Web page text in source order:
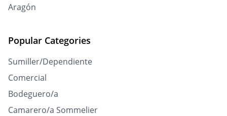
Aragón
Popular Categories
Sumiller/Dependiente
Comercial
Bodeguero/a
Camarero/a Sommelier